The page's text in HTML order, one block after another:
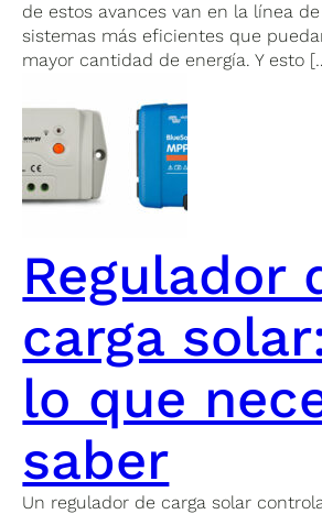
de estos avances van en la línea
sistemas más eficientes que
mayor cantidad de energía. Y esto
Regulador
carga
lo que
saber
Un regulador de carga solar